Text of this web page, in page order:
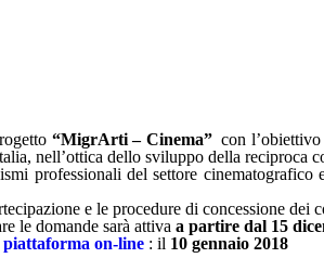
“MigrArti – Cinema”con l’obiettivo
nell’ottica dello sviluppo della reciproca
professionali del settore
e le procedure di concessione dei
le domande sarà attiva a partire dal 15
on-line : il 10 gennaio 2018